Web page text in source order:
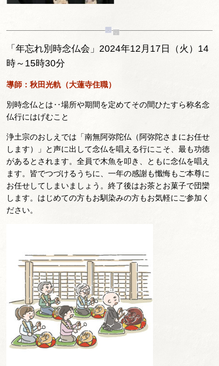
「年忘れ別時念仏会」2024年12月17日（火）14
時～15時30分
導師：秋田光軌（大蓮寺住職）
別時念仏とは‥場所や期間を定めてその間ひたすら称名念
仏行にはげむこと
浄土宗のおしえでは「南無阿弥陀仏（阿弥陀さまにお任せ
します）」と声に出して念仏を唱える行にこそ、最も功徳
があるとされます。全員で木魚を叩き、ともに念仏を唱え
ます。皆でつづけるうちに、一年の感謝も懺悔もご本尊に
お任せしてしまいましょう。終了後はお茶とお菓子で団欒
します。はじめての方もお馴染みの方もお気軽にご参加く
ださい。